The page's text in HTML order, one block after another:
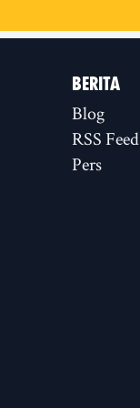
BERITA
Blog
RSS Feed
Pers